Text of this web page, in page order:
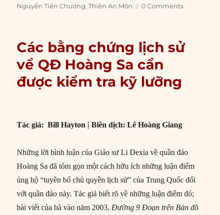
Nguyễn Tiến Chương,Thiên An Môn 0 Comments
Các bằng chứng lịch sử
về QĐ Hoàng Sa cần
được kiểm tra kỹ lưỡng
Tác giả: Bill Hayton | Biên dịch: Lê Hoàng Giang
Những lời bình luận của Giáo sư Li Dexia về quần đảo
Hoàng Sa đã tóm gọn một cách hữu ích những luận điểm
ủng hộ “tuyên bố chủ quyền lịch sử” của Trung Quốc đối
với quần đảo này. Tác giả biết rõ về những luận điểm đó;
bài viết của bà vào năm 2003,Đường 9 Đoạn trên Bản đồ